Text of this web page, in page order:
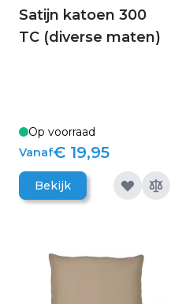
Satijn katoen 300
TC (diverse maten)
Op voorraad
Vanaf€ 19,95
Bekijk